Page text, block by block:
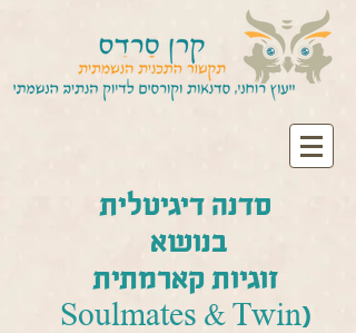
סדנה דיגיטלית
בנושא
זוגיות קארמתית
(Soulmates & Twin